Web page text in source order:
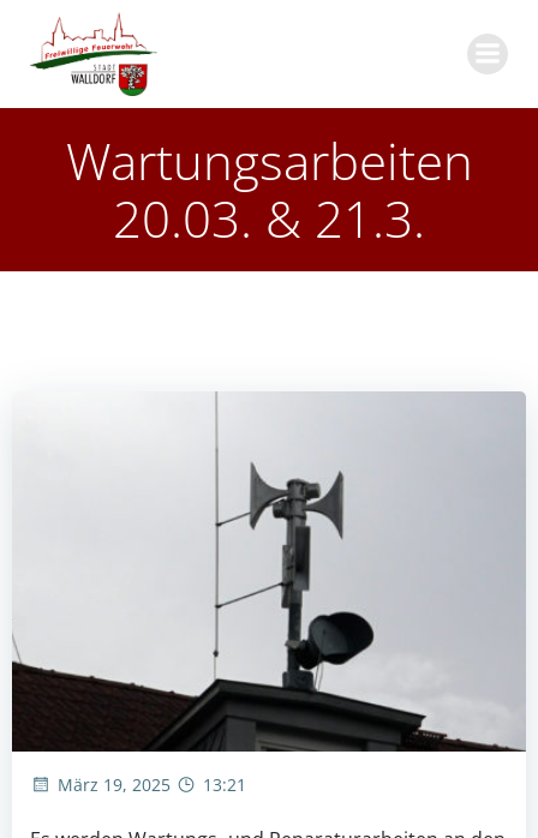
Wartungsarbeiten
20.03. & 21.3.
März 19, 2025 13:21